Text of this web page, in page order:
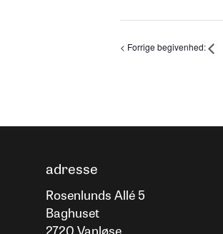
adresse
Rosenlunds Allé 5
Baghuset
2720 Vanløse